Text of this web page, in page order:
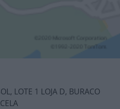
LOTE 1 LOJA D, BURACO